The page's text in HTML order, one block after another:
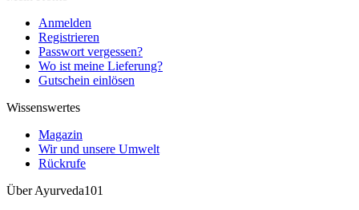
Anmelden
Registrieren
Passwort vergessen?
Wo ist meine Lieferung?
Gutschein einlösen
Wissenswertes
Magazin
Wir und unsere Umwelt
Rückrufe
Über Ayurveda101